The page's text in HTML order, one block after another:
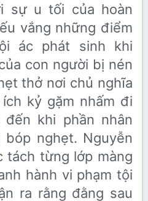
sự u tối của hoàn
vắng những điểm
ác phát sinh khi
con người bị nén
thở nơi chủ nghĩa
kỷ gặm nhấm đi
khi phần nhân
nghẹt. Nguyễn
tách từng lớp màng
hành vi phạm tội
ra rằng đằng sau